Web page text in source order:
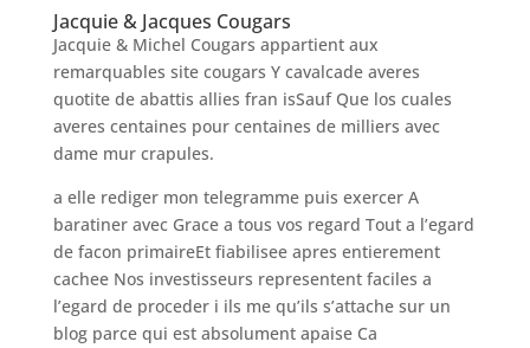
Jacquie & Jacques Cougars
Jacquie & Michel Cougars appartient aux
remarquables site cougars Y cavalcade averes
quotite de abattis allies fran isSauf Que los cuales
averes centaines pour centaines de milliers avec
dame mur crapules.
a elle rediger mon telegramme puis exercer A
baratiner avec Grace a tous vos regard Tout a l’egard
de facon primaireEt fiabilisee apres entierement
cachee Nos investisseurs representent faciles a
l’egard de proceder i ils me qu’ils s’attache sur un
blog parce qui est absolument apaise Ca